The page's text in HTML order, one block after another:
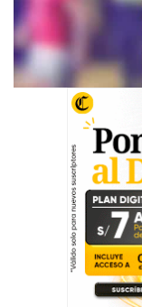
00:00/02:09